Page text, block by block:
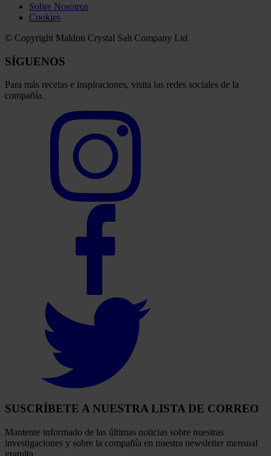
Sobre Nosotros
Cookies
© Copyright Maldon Crystal Salt Company Ltd
SÍGUENOS
Para más recetas e inspiraciones, visita las redes sociales de la
compañía.
SUSCRÍBETE A NUESTRA LISTA DE CORREO
Mantente informado de las últimas noticias sobre nuestras
investigaciones y sobre la compañía en nuestra newsletter mensual
gratuita.